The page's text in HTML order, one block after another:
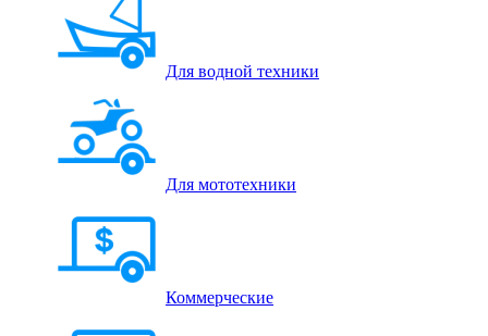
Для водной техники
Для мототехники
Коммерческие